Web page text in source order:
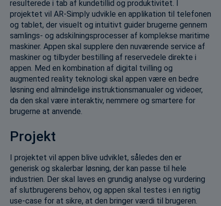
resulterede i tab af kundetillid og produktivitet. I
projektet vil AR-Simply udvikle en applikation til telefonen
og tablet, der visuelt og intuitivt guider brugerne gennem
samlings- og adskilningsprocesser af komplekse maritime
maskiner. Appen skal supplere den nuværende service af
maskiner og tilbyder bestilling af reservedele direkte i
appen. Med en kombination af digital tvilling og
augmented reality teknologi skal appen være en bedre
løsning end almindelige instruktionsmanualer og videoer,
da den skal være interaktiv, nemmere og smartere for
brugerne at anvende.
Projekt
I projektet vil appen blive udviklet, således den er
generisk og skalerbar løsning, der kan passe til hele
industrien. Der skal laves en grundig analyse og vurdering
af slutbrugerens behov, og appen skal testes i en rigtig
use-case for at sikre, at den bringer værdi til brugeren.